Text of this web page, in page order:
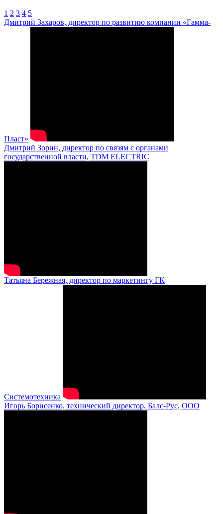
1 2 3 4 5
Дмитрий Захаров, директор по развитию компании «Гамма-
Пласт»
Дмитрий Зорин, директор по связям с органами
государственной власти, TDM ELECTRIC
Татьяна Бережная, директор по маркетингу ГК
Системотехника
Игорь Борисенко, технический директор, Балс-Рус, ООО